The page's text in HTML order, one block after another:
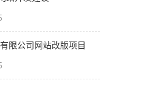
限公司网站改版项目